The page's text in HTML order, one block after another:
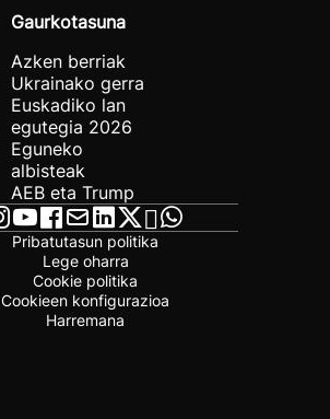
Gaurkotasuna
Azken berriak
Ukrainako gerra
Euskadiko lan
egutegia 2026
Eguneko
albisteak
AEB eta Trump
Pribatutasun politika
Lege oharra
Cookie politika
Cookieen konfigurazioa
Harremana